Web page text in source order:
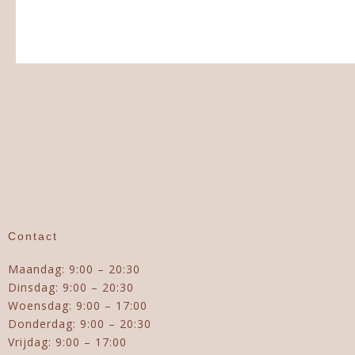
Contact
Maandag: 9:00 – 20:30
Dinsdag: 9:00 – 20:30
Woensdag: 9:00 – 17:00
Donderdag: 9:00 – 20:30
Vrijdag: 9:00 – 17:00